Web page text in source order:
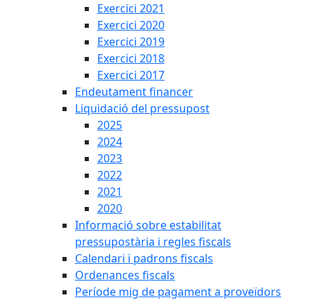
Exercici 2021
Exercici 2020
Exercici 2019
Exercici 2018
Exercici 2017
Endeutament financer
Liquidació del pressupost
2025
2024
2023
2022
2021
2020
Informació sobre estabilitat
pressupostària i regles fiscals
Calendari i padrons fiscals
Ordenances fiscals
Període mig de pagament a proveïdors